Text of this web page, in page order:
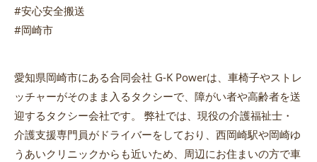
#安心安全搬送
#岡崎市
愛知県岡崎市にある合同会社 G-K Powerは、車椅子やストレ
ッチャーがそのまま入るタクシーで、障がい者や高齢者を送
迎するタクシー会社です。 弊社では、現役の介護福祉士・
介護支援専門員がドライバーをしており、西岡崎駅や岡崎ゆ
うあいクリニックからも近いため、周辺にお住まいの方で車